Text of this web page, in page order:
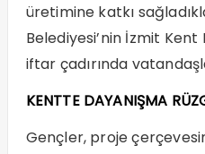
üretimine katkı
Belediyesi’nin İzmit Kent
iftar çadırında
KENTTE DAYANIŞMA
Gençler, proje